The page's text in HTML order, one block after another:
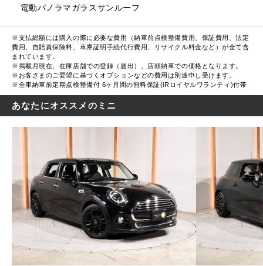
電動パノラマガラスサンルーフ
※支払総額には購入の際に必要な費用（納車前点検整備費用、保証費用、法定
費用、自賠責保険料、車庫証明手続代行費用、リサイクル料金など）が全て含
まれています。
※掲載月現在、在庫店舗での登録（届出）、店頭納車での価格となります。
※お客さまのご要望に基づくオプションなどの費用は別途申し受けます。
※全車納車前定期点検整備付 6ヶ月間の無料保証(iRロイヤルワランティ)付帯
あなたにオススメのミニ